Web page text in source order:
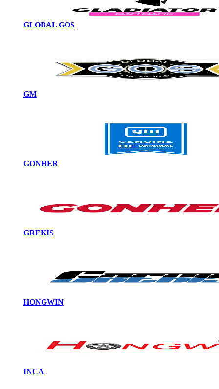
GLOBAL GOS
GM
GONHER
GREKIS
HONGWIN
INCA